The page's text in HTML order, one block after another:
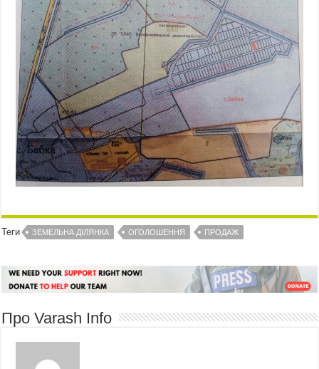
Теги ЗЕМЕЛЬНА ДІЛЯНКА ОГОЛОШЕННЯ ПРОДАЖ
Про Varash Info